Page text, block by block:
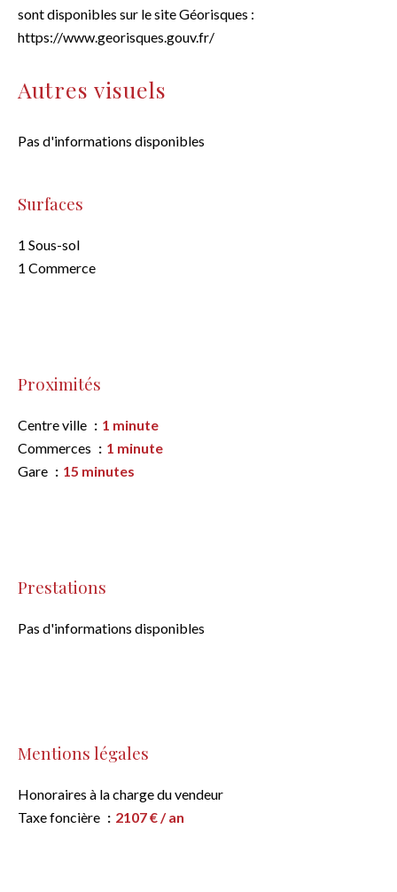
sont disponibles sur le site Géorisques :
https://www.georisques.gouv.fr/
Autres visuels
Pas d'informations disponibles
Surfaces
1 Sous-sol
1 Commerce
Proximités
Centre ville
1 minute
Commerces
1 minute
Gare
15 minutes
Prestations
Pas d'informations disponibles
Mentions légales
Honoraires à la charge du vendeur
Taxe foncière
2107 € / an